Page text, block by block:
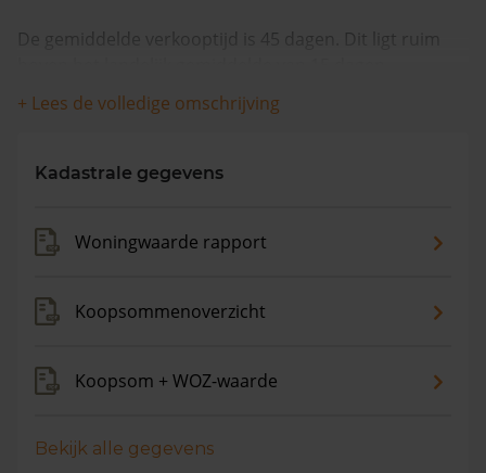
De gemiddelde verkooptijd is 45 dagen. Dit ligt ruim
De gemiddelde huizenprijs is €607.395. De gemiddelde
de gemiddelde woningwaarde met 4,4% gestegen.
+ Lees de volledige omschrijving
Kadastrale gegevens
Woningwaarde rapport
Koopsommenoverzicht
Koopsom + WOZ-waarde
Bekijk alle gegevens